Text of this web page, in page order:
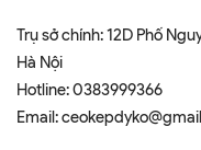
Trụ sở chính: 12D Phố
Hà Nội
Hotline:0383999366
Email: